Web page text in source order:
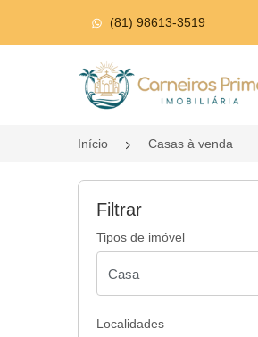
(81) 98613-3519
Página inicial
Início Casas à venda
Filtrar
Tipos de imóvel
Localidades